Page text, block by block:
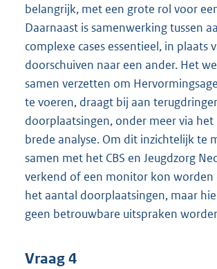
belangrijk, met een grote rol voor
Daarnaast is samenwerking tussen
complexe cases essentieel, in plaats
doorschuiven naar een ander. Het
samen verzetten om
te voeren, draagt bij aan
doorplaatsingen, onder meer via
brede analyse. Om dit inzichtelijk te
samen met het CBS en Jeugdzorg
verkend of een monitor kon worden
het aantal doorplaatsingen, maar
geen betrouwbare uitspraken
Vraag 4